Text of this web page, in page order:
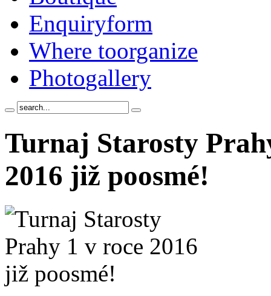
Enquiryform
Where toorganize
Photogallery
Turnaj Starosty
2016 již poosmé!